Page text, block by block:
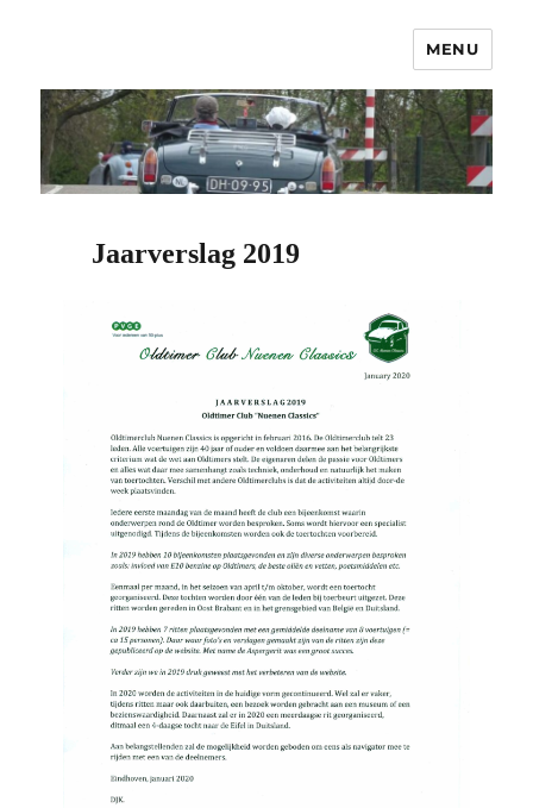
OCNC – Oldtimer Club Nuenen
Classics
MENU
Jaarverslag 2019